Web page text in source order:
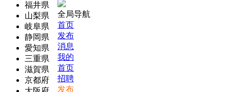
福井県
山梨県
岐阜県
静岡県
愛知県
三重県
滋賀県
京都府
全局导航
首页
发布
消息
我的
首页
招聘
发布